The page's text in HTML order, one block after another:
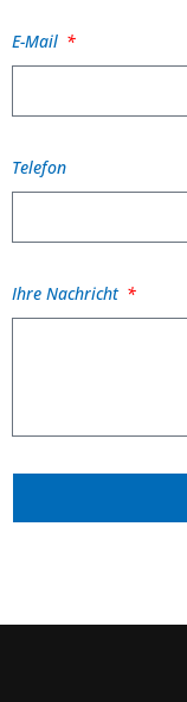
E-Mail
Telefon
Ihre Nachricht